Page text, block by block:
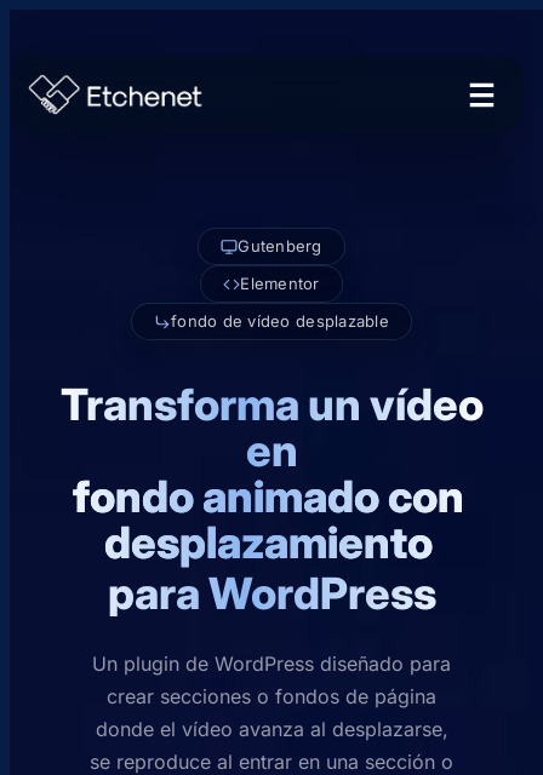
Gutenberg
Elementor
fondo de vídeo desplazable
Transforma un vídeo
en
fondo animado con
desplazamiento
para WordPress
Un plugin de WordPress diseñado para
crear secciones o fondos de página
donde el vídeo avanza al desplazarse,
se reproduce al entrar en una sección o